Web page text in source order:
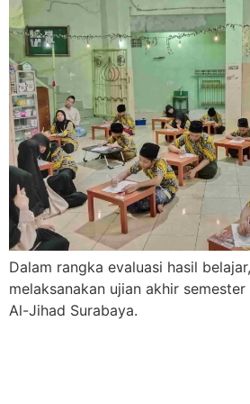
Dalam rangka evaluasi hasil
melaksanakan ujian akhir
Al-Jihad Surabaya.